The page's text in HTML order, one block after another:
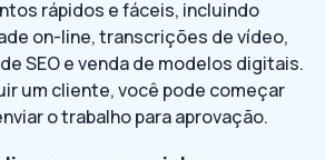
rápidos e fáceis, incluindo
on-line, transcrições de vídeo,
SEO e venda de modelos digitais.
um cliente, você pode começar
o trabalho para aprovação.